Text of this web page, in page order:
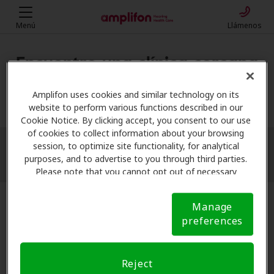
Amplifon uses cookies and similar technology on its
website to perform various functions described in our
Cookie Notice. By clicking accept, you consent to our use
of cookies to collect information about your browsing
session, to optimize site functionality, for analytical
purposes, and to advertise to you through third parties.
Please note that you cannot opt out of necessary
Notice (link here below). If you are using an opt-out
preference signal, we will honor that signal. Cookie
Manage
preferences
Reject
Menú Llámenos
Encuentre una clínica cercana
Mi ubicación
More filters